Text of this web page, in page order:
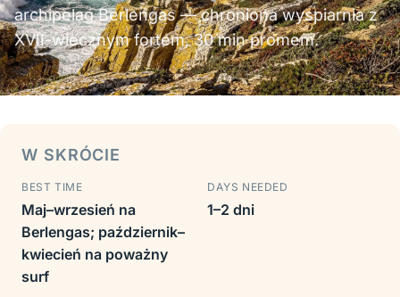
archipelag Berlengas — chroniona wyspiarnia z
XVII-wiecznym fortem, 30 min promem.
W SKRÓCIE
BEST TIME
Maj–wrzesień na
Berlengas; październik–
kwiecień na poważny
surf
DAYS NEEDED
1–2 dni